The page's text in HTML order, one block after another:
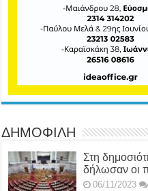
ΔΗΜΟΦΙΛΗ
Στη
δήλωσαν οι
06/11/2023